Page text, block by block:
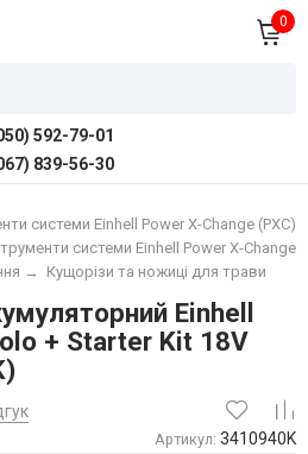
0
592-79-01
839-56-30
системи Einhell Power X-Change (PXC)
системи Einhell Power X-Change
Кущорізи та ножиці для трави
→
Einhell
+ Starter Kit 18V
Артикул: 3410940K